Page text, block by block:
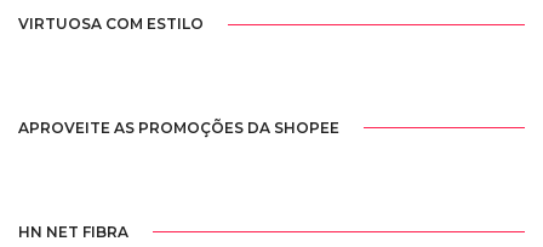
VIRTUOSA COM ESTILO
APROVEITE AS PROMOÇÕES DA SHOPEE
HN NET FIBRA